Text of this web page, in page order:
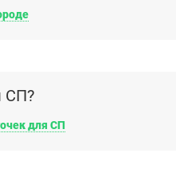
СП?
для СП